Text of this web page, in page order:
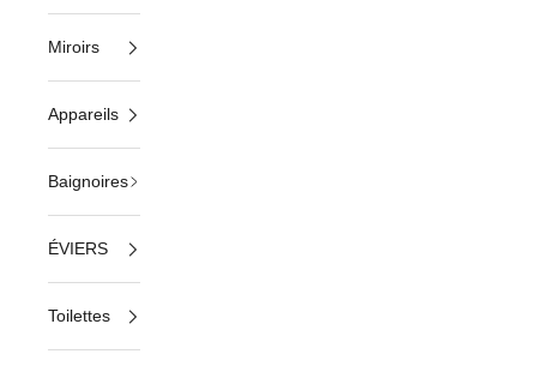
Miroirs
Appareils
Baignoires
ÉVIERS
Toilettes